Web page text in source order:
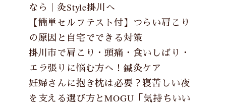
なら｜灸Style掛川へ
【簡単セルフテスト付】つらい肩こり
の原因と自宅でできる対策
掛川市で肩こり・頭痛・食いしばり・
エラ張りに悩む方へ！鍼灸ケア
妊婦さんに抱き枕は必要？寝苦しい夜
を支える選び方とMOGU「気持ちいい